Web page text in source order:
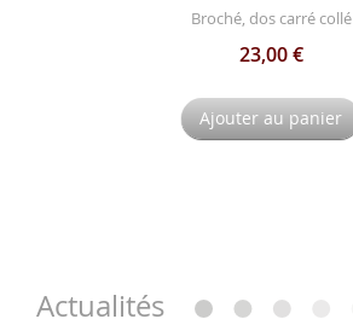
Broché, dos carré collé
23,00 €
Ajouter au panier
Actualités